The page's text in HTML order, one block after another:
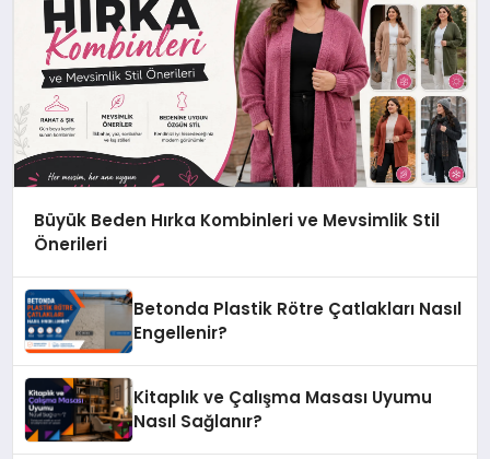
Büyük Beden Hırka Kombinleri ve Mevsimlik Stil
Önerileri
Betonda Plastik Rötre Çatlakları Nasıl
Engellenir?
Kitaplık ve Çalışma Masası Uyumu
Nasıl Sağlanır?